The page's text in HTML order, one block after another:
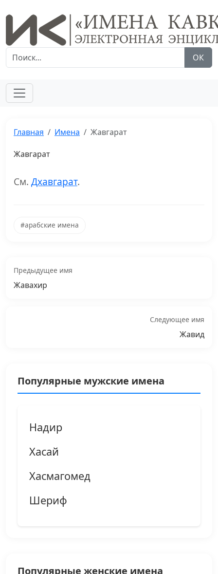
ОК
Главная Имена Жавгарат
Жавгарат
См. Дхавгарат.
#арабские имена
Предыдущее имя
Жавахир
Следующее имя
Жавид
Популярные мужские имена
Надир
Хасай
Хасмагомед
Шериф
Популярные женские имена